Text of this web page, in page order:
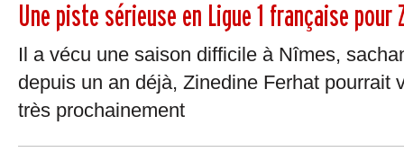
Une piste sérieuse en Ligue 1 française pour
Il a vécu une saison difficile à Nîmes,
depuis un an déjà, Zinedine Ferhat pourrait
très prochainement